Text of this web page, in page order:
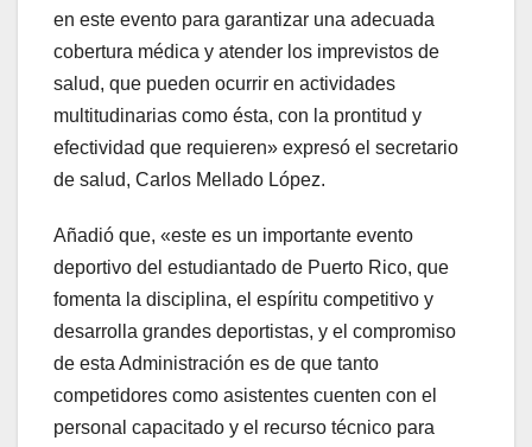
en este evento para garantizar una adecuada
cobertura médica y atender los imprevistos de
salud, que pueden ocurrir en actividades
multitudinarias como ésta, con la prontitud y
efectividad que requieren» expresó el secretario
de salud, Carlos Mellado López.
Añadió que, «este es un importante evento
deportivo del estudiantado de Puerto Rico, que
fomenta la disciplina, el espíritu competitivo y
desarrolla grandes deportistas, y el compromiso
de esta Administración es de que tanto
competidores como asistentes cuenten con el
personal capacitado y el recurso técnico para